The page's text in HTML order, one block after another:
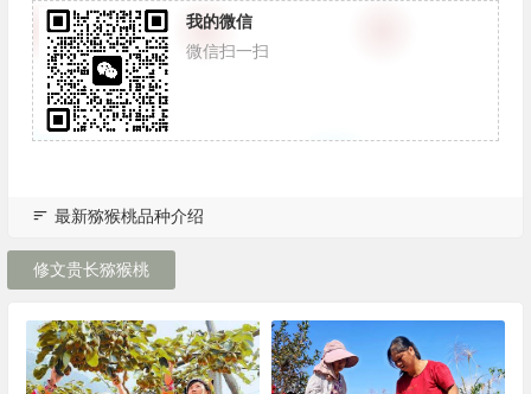
我的微信
微信扫一扫
最新猕猴桃品种介绍
修文贵长猕猴桃